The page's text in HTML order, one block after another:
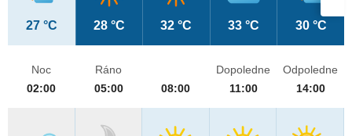
27 °C 28 °C 32 °C 33 °C 30 °C
Noc
02:00
Ráno
05:00
08:00
Dopoledne
11:00
Odpoledne
14:00